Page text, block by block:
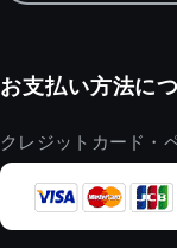
お支払い方法に
クレジットカード・